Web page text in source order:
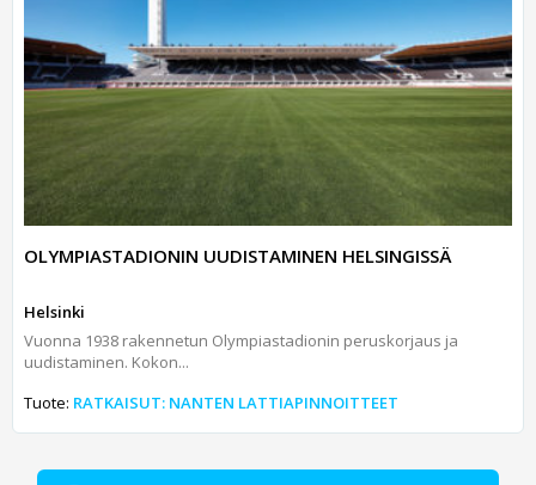
OLYMPIASTADIONIN UUDISTAMINEN HELSINGISSÄ
Helsinki
Vuonna 1938 rakennetun Olympiastadionin peruskorjaus ja
uudistaminen. Kokon...
Tuote: RATKAISUT: NANTEN LATTIAPINNOITTEET